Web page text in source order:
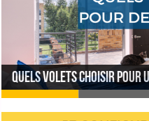
Quels volets choisir pour
Débloquer la sangle d’un
Vague de froid : quelles
chaud chez soi ?
Quelles fenêtres choisir